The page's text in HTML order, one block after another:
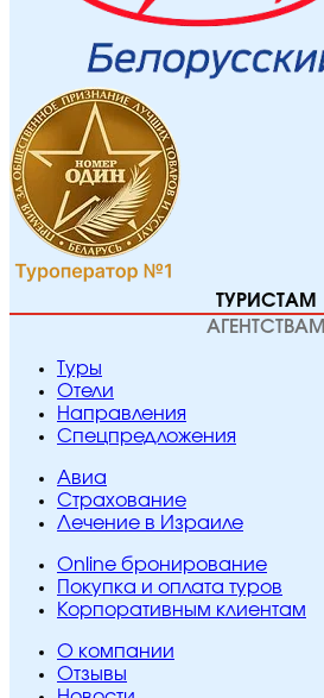
ТУРИСТАМ
АГЕНТСТВАМ
Туры
Отели
Направления
Спецпредложения
Авиа
Страхование
Лечение в Израиле
Online бронирование
Покупка и оплата туров
Корпоративным клиентам
O компании
Отзывы